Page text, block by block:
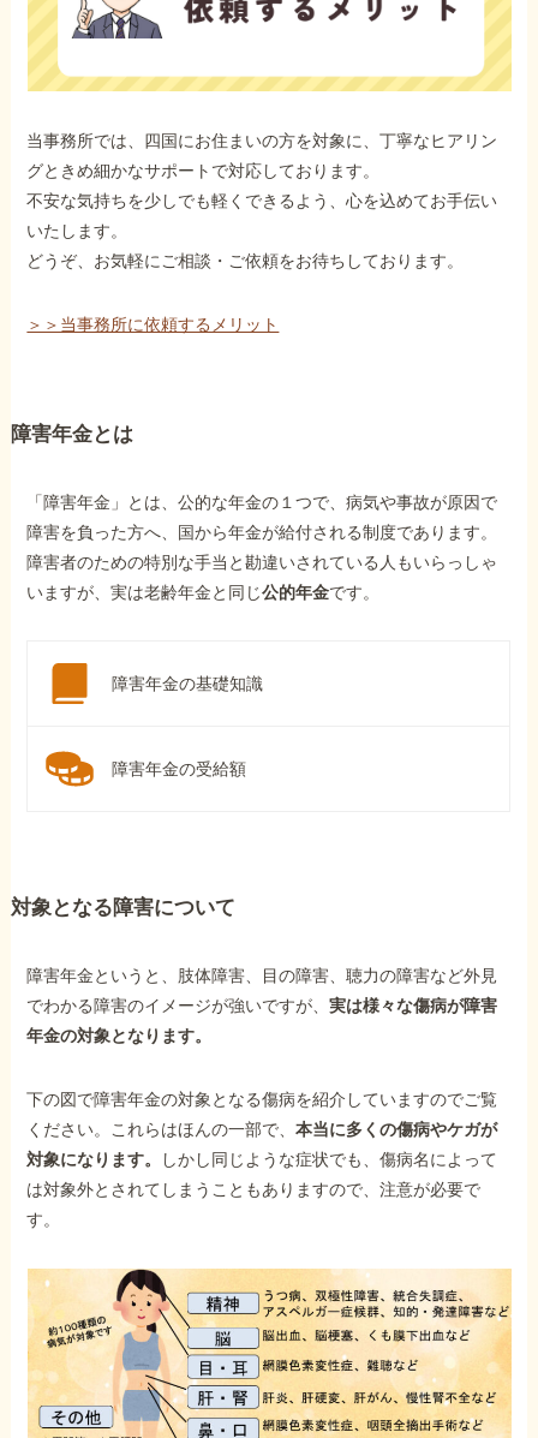
当事務所では、四国にお住まいの方を対象に、丁寧なヒアリン
グときめ細かなサポートで対応しております。
不安な気持ちを少しでも軽くできるよう、心を込めてお手伝い
いたします。
どうぞ、お気軽にご相談・ご依頼をお待ちしております。
＞＞当事務所に依頼するメリット
障害年金とは
「障害年金」とは、公的な年金の１つで、病気や事故が原因で
障害を負った方へ、国から年金が給付される制度であります。
障害者のための特別な手当と勘違いされている人もいらっしゃ
いますが、実は老齢年金と同じ公的年金です。
障害年金の基礎知識
障害年金の受給額
対象となる障害について
障害年金というと、肢体障害、目の障害、聴力の障害など外見
でわかる障害のイメージが強いですが、実は様々な傷病が障害
年金の対象となります。
下の図で障害年金の対象となる傷病を紹介していますのでご覧
ください。これらはほんの一部で、本当に多くの傷病やケガが
対象になります。
しかし同じような症状でも、傷病名によって
は対象外とされてしまうこともありますので、注意が必要で
す。